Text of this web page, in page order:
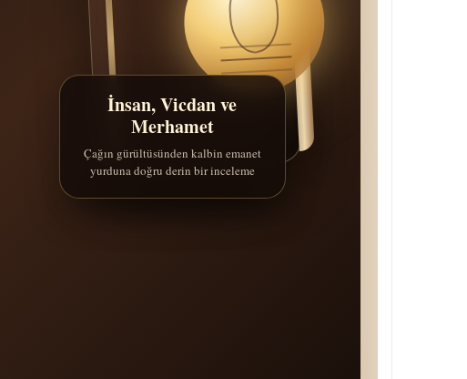
İnsan, Vicdan ve
Merhamet
Çağın gürültüsünden kalbin emanet
yurduna doğru derin bir inceleme